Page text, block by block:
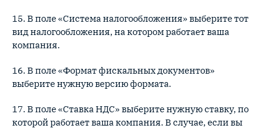
15. В поле «Система налогообложения» выберите тот
вид налогообложения, на котором работает ваша
компания.
16. В поле «Формат фискальных документов»
выберите нужную версию формата.
17. В поле «Ставка НДС» выберите нужную ставку, по
которой работает ваша компания. В случае, если вы